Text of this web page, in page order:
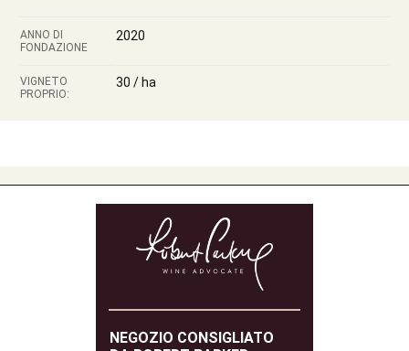
ANNO DI
FONDAZIONE
2020
VIGNETO
PROPRIO:
30 / ha
NEGOZIO CONSIGLIATO